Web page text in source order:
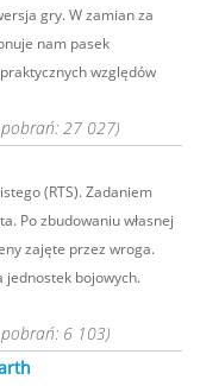
gry. W zamian za
nam pasek
względów
27 027)
(RTS). Zadaniem
Po zbudowaniu własnej
zajęte przez wroga.
jednostek bojowych.
6 103)